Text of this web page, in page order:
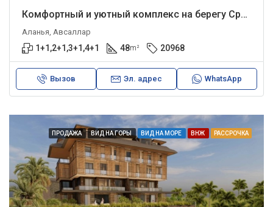
Комфортный и уютный комплекс на берегу Средиземного моря в окружении густых сосновых лесов
Аланья, Авсаллар
1+1,2+1,3+1,4+1 48m² 20968
Вызов Эл. адрес WhatsApp
ПРОДАЖА ВИД НА ГОРЫ ВИД НА МОРЕ ВНЖ РАССРОЧКА